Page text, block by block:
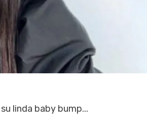
linda baby bump...